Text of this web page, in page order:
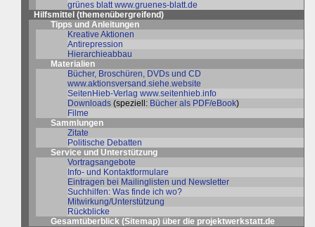
grünes blatt www.gruenes-blatt.de
Hilfsmittel (themenübergreifend)
Tipps und Anleitungen
Kreative Aktionen
Antirepression
Hierarchieabbau
Materialien
Bücher, Broschüren, DVDs und CD
www.aktionsversand.siehe.website
SeitenHieb-Verlag www.seitenhieb.info
Downloads (speziell: Bücher als PDF/eBook)
Filme
Sammlungen
Zitate
Politische Debatten
Service und Unterstützung
Vortragsangebote
Info- und Kontaktformulare
Eintragen bei Mailinglisten und Newsletter
Suchhilfen: Was finde ich wo?
Mitwirkung/Unterstützung
Rückblicke
Gesamtüberblick (Sitemap) über die projektwerkstatt.de